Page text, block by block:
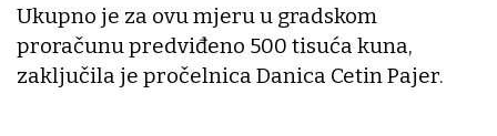
Ukupno je za ovu mjeru u gradskom
proračunu predviđeno 500 tisuća kuna,
zaključila je pročelnica Danica Cetin Pajer.